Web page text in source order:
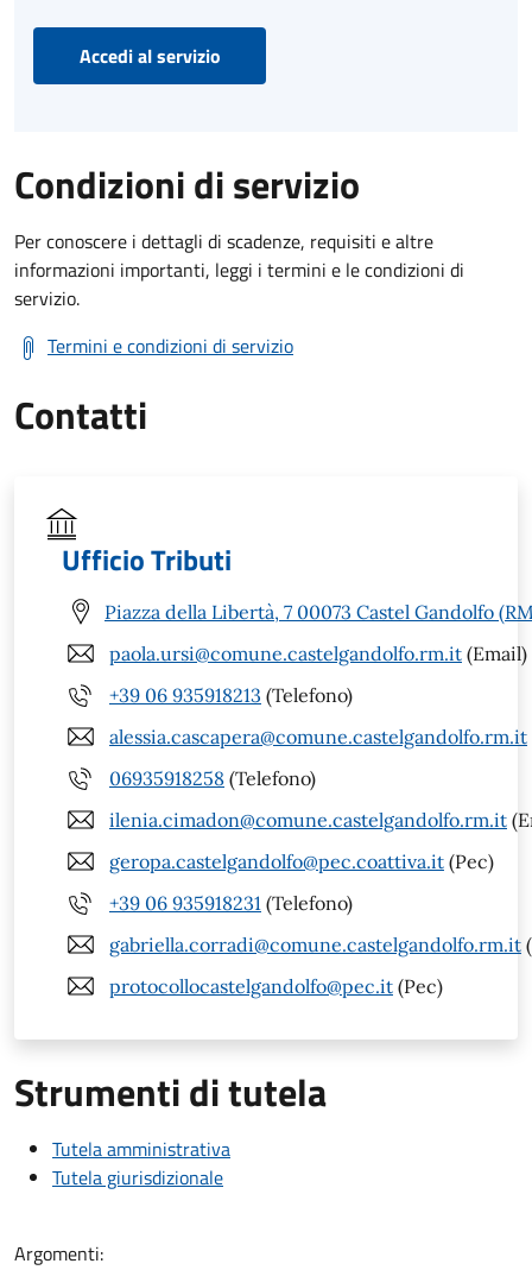
Accedi al servizio
Condizioni di servizio
Per conoscere i dettagli di scadenze, requisiti e altre
informazioni importanti, leggi i termini e le condizioni di
servizio.
Termini e condizioni di servizio
Contatti
Ufficio Tributi
Piazza della Libertà, 7 00073 Castel Gandolfo
paola.ursi@comune.castelgandolfo.rm.it (Email)
+39 06 935918213 (Telefono)
alessia.cascapera@comune.castelgandolfo.rm.it
06935918258 (Telefono)
ilenia.cimadon@comune.castelgandolfo.rm.it
geropa.castelgandolfo@pec.coattiva.it (Pec)
+39 06 935918231 (Telefono)
gabriella.corradi@comune.castelgandolfo.rm.it
protocollocastelgandolfo@pec.it (Pec)
Strumenti di tutela
Tutela amministrativa
Tutela giurisdizionale
Argomenti: